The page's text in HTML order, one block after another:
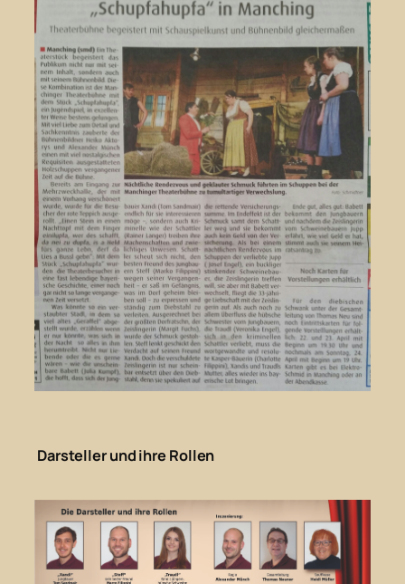
Darsteller und ihre Rollen